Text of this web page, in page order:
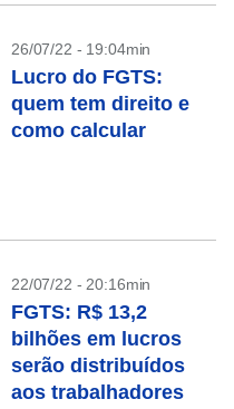
26/07/22 - 19:04min
Lucro do FGTS:
quem tem direito e
como calcular
22/07/22 - 20:16min
FGTS: R$ 13,2
bilhões em lucros
serão distribuídos
aos trabalhadores